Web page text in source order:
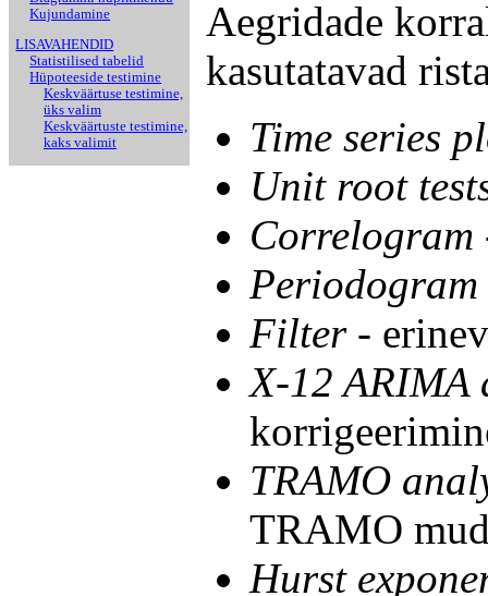
Kujundamine
LISAVAHENDID
Statistilised tabelid
Hüpoteeside testimine
Keskväärtuse testimine,
üks valim
Keskväärtuste testimine,
kaks valimit
Aegridade
kasutatavad
Time series
Unit root
Correlogram
Periodogram
Filter-
X-12 ARIMA
TRAMO
TRAMO
Hurst